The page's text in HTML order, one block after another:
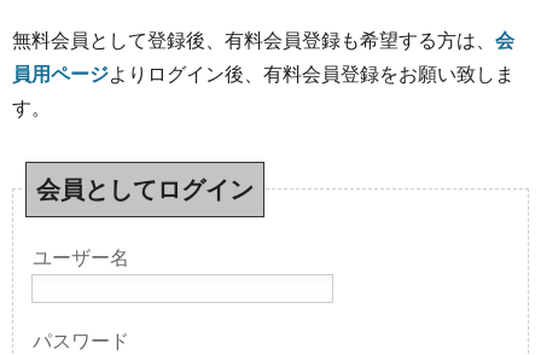
無料会員として登録後、有料会員登録も希望する方は、 会
員用ページよりログイン後、有料会員登録をお願い致しま
す。
会員としてログイン
ユーザー名
パスワード